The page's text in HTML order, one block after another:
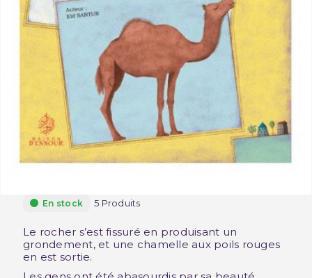
En stock 5 Produits
Le rocher s’est fissuré en produisant un
grondement, et une chamelle aux poils rouges
en est sortie.